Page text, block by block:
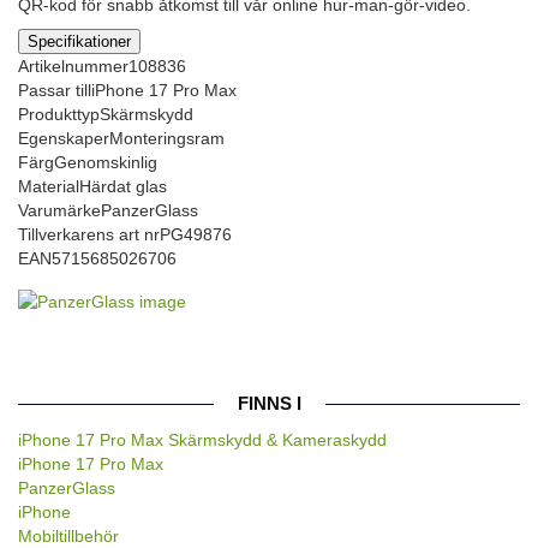
QR-kod för snabb åtkomst till vår online hur-man-gör-video.
Specifikationer
Artikelnummer108836
Passar tilliPhone 17 Pro Max
ProdukttypSkärmskydd
EgenskaperMonteringsram
FärgGenomskinlig
MaterialHärdat glas
VarumärkePanzerGlass
Tillverkarens art nrPG49876
EAN5715685026706
FINNS I
iPhone 17 Pro Max Skärmskydd & Kameraskydd
iPhone 17 Pro Max
PanzerGlass
iPhone
Mobiltillbehör